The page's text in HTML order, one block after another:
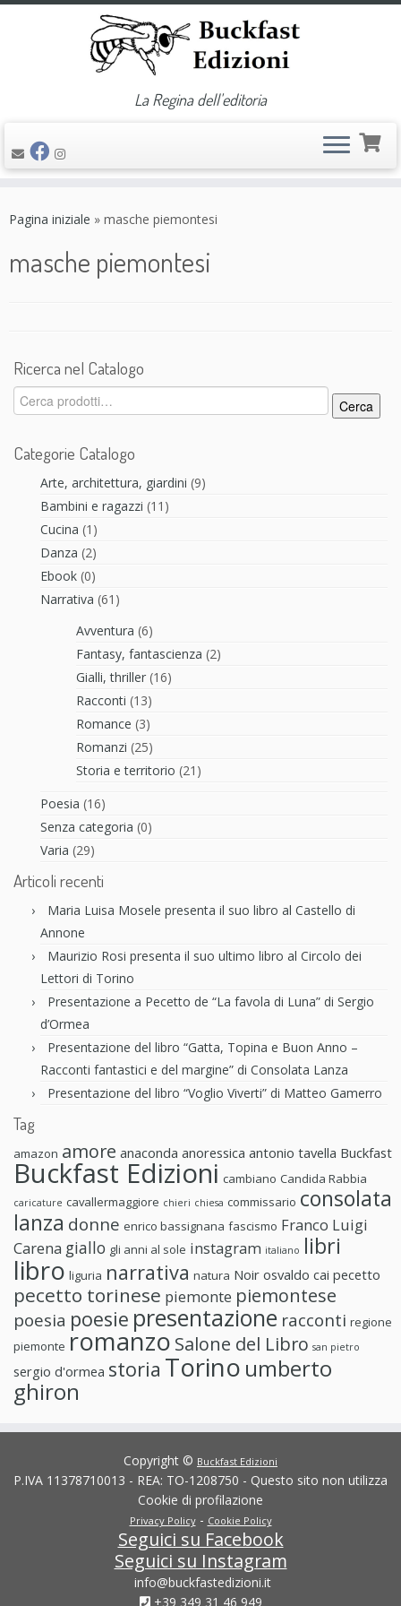
La Regina dell'editoria
Pagina iniziale » masche piemontesi
masche piemontesi
Ricerca nel Catalogo
Cerca:
Cerca
Categorie Catalogo
Arte, architettura, giardini (9)
Bambini e ragazzi (11)
Cucina (1)
Danza (2)
Ebook (0)
Narrativa (61)
Avventura (6)
Fantasy, fantascienza (2)
Gialli, thriller (16)
Racconti (13)
Romance (3)
Romanzi (25)
Storia e territorio (21)
Poesia (16)
Senza categoria (0)
Varia (29)
Articoli recenti
Maria Luisa Mosele presenta il suo libro al Castello di
Annone
Maurizio Rosi presenta il suo ultimo libro al Circolo dei
Lettori di Torino
Presentazione a Pecetto de “La favola di Luna” di Sergio
d’Ormea
Presentazione del libro “Gatta, Topina e Buon Anno –
Racconti fantastici e del margine” di Consolata Lanza
Presentazione del libro “Voglio Viverti” di Matteo Gamerro
Tag
amazon amore anaconda anoressica antonio tavella Buckfast
Buckfast Edizioni cambiano Candida Rabbia
caricature cavallermaggiore chieri chiesa commissario consolata
lanza donne enrico bassignana fascismo Franco Luigi
Carena giallo gli anni al sole instagram italiano libri
libro liguria narrativa natura Noir osvaldo cai pecetto
pecetto torinese piemonte piemontese
poesia poesie presentazione racconti regione
piemonte romanzo Salone del Libro san pietro
sergio d'ormea storia Torino umberto
ghiron
Copyright © Buckfast Edizioni
P.IVA 11378710013 - REA: TO-1208750 - Questo sito non utilizza
Cookie di profilazione
Privacy Policy- Cookie Policy
Seguici su Facebook
Seguici su Instagram
info@buckfastedizioni.it
+39 349 31 46 949